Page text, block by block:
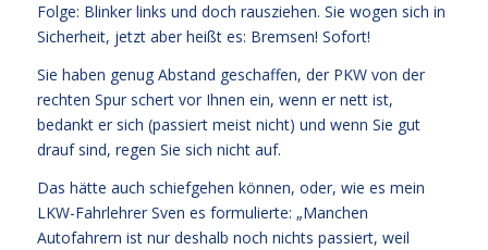
Folge: Blinker links und doch rausziehen. Sie wogen sich in
Sicherheit, jetzt aber heißt es: Bremsen! Sofort!
Sie haben genug Abstand geschaffen, der PKW von der
rechten Spur schert vor Ihnen ein, wenn er nett ist,
bedankt er sich (passiert meist nicht) und wenn Sie gut
drauf sind, regen Sie sich nicht auf.
Das hätte auch schiefgehen können, oder, wie es mein
LKW-Fahrlehrer Sven es formulierte: „Manchen
Autofahrern ist nur deshalb noch nichts passiert, weil